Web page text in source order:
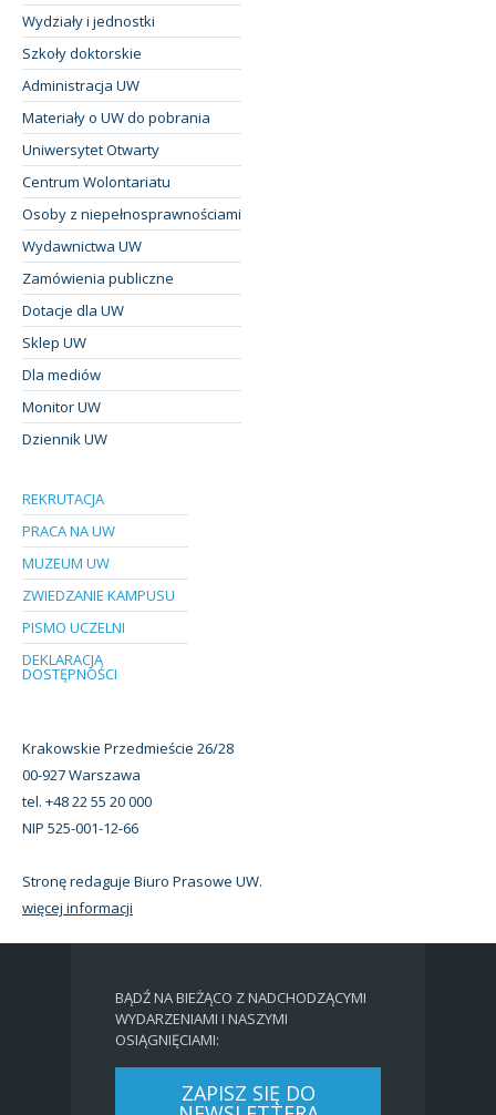
Wydziały i jednostki
Szkoły doktorskie
Administracja UW
Materiały o UW do pobrania
Uniwersytet Otwarty
Centrum Wolontariatu
Osoby z niepełnosprawnościami
Wydawnictwa UW
Zamówienia publiczne
Dotacje dla UW
Sklep UW
Dla mediów
Monitor UW
Dziennik UW
REKRUTACJA
PRACA NA UW
MUZEUM UW
ZWIEDZANIE KAMPUSU
PISMO UCZELNI
DEKLARACJA
DOSTĘPNOŚCI
Krakowskie Przedmieście 26/28
00-927 Warszawa
tel. +48 22 55 20 000
NIP 525-001-12-66
Stronę redaguje Biuro Prasowe UW.
więcej informacji
BĄDŹ NA BIEŻĄCO Z NADCHODZĄCYMI
WYDARZENIAMI I NASZYMI
OSIĄGNIĘCIAMI:
ZAPISZ SIĘ DO